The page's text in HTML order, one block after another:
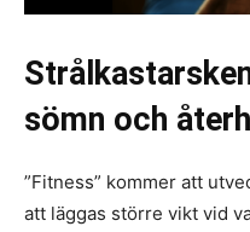
sömn och
”Fitness” kommer att
att läggas större vikt vid